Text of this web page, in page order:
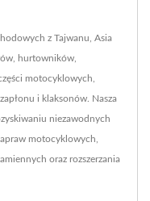
z Tajwanu, Asia
hurtowników,
motocyklowych,
i klaksonów. Nasza
niezawodnych
motocyklowych,
oraz rozszerzania